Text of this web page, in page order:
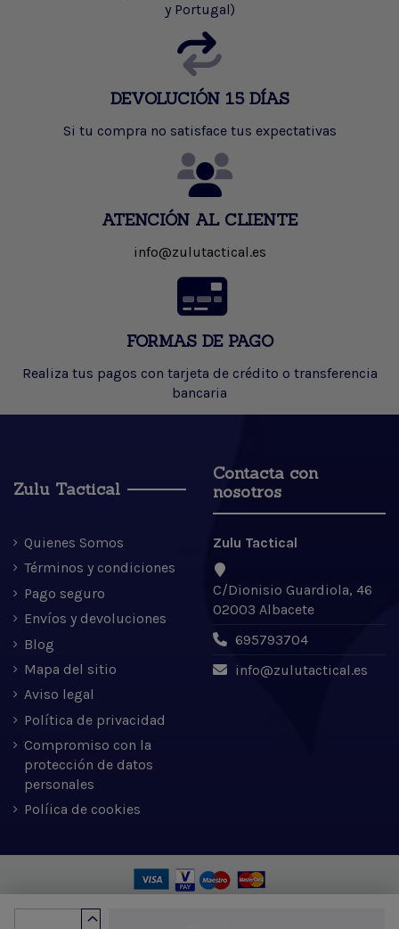
y Portugal)
DEVOLUCIÓN 15 DÍAS
Si tu compra no satisface tus expectativas
ATENCIÓN AL CLIENTE
info@zulutactical.es
FORMAS DE PAGO
Realiza tus pagos con tarjeta de crédito o transferencia
bancaria
Zulu Tactical
Quienes Somos
Términos y condiciones
Pago seguro
Envíos y devoluciones
Blog
Mapa del sitio
Aviso legal
Política de privacidad
Compromiso con la
protección de datos
personales
Políica de cookies
Contacta con
nosotros
Zulu Tactical
C/Dionisio Guardiola, 46
02003 Albacete
695793704
info@zulutactical.es
Zulu Tactical S.L. © 2022 | Desarrollado por Expertic